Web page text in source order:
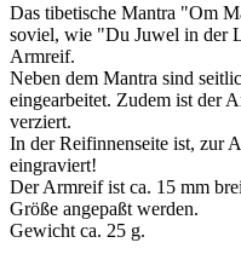
Das tibetische Mantra "Om
soviel, wie "Du Juwel in der
Armreif.
Neben dem Mantra sind
eingearbeitet. Zudem ist der
verziert.
In der Reifinnenseite ist, zur
eingraviert!
Der Armreif ist ca. 15 mm
Größe angepaßt werden.
Gewicht ca. 25 g.